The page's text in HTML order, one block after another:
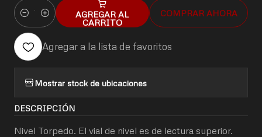
Cantidad
AGREGAR AL
CARRITO
COMPRAR AHORA
Agregar a la lista de favoritos
Mostrar stock de ubicaciones
DESCRIPCIÓN
Nivel Torpedo. El vial de nivel es de lectura superior.